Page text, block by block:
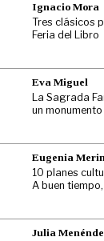
Ignacio Mora
Tres clásicos
Feria del Libro
Eva Miguel
La Sagrada
un
Eugenia
10 planes
A buen
Julia